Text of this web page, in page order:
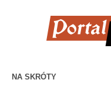
NA SKRÓTY